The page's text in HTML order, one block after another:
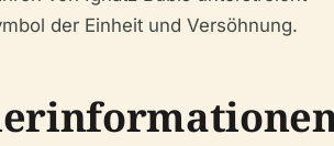
der Einheit und Versöhnung.